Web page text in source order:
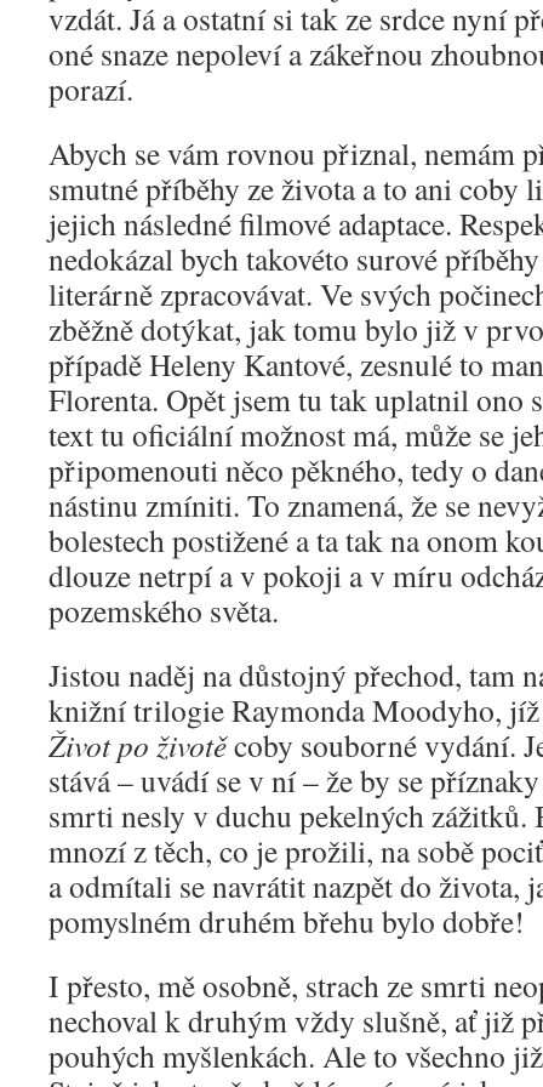
vzdát. Já a ostatní si tak ze srdce nyní
oné snaze nepoleví a zákeřnou
porazí.
Abych se vám rovnou přiznal, nemám
smutné příběhy ze života a to ani coby
jejich následné filmové adaptace.
nedokázal bych takovéto surové
literárně zpracovávat. Ve svých
zběžně dotýkat, jak tomu bylo již v
případě Heleny Kantové, zesnulé to
Florenta. Opět jsem tu tak uplatnil ono
text tu oficiální možnost má, může se
připomenouti něco pěkného, tedy o
nástinu zmíniti. To znamená, že se
bolestech postižené a ta tak na onom
dlouze netrpí a v pokoji a v míru
pozemského světa.
Jistou naděj na důstojný přechod, tam
knižní trilogie Raymonda Moodyho,
Život po životěcoby souborné vydání.
stává – uvádí se v ní – že by se
smrti nesly v duchu pekelných zážitků.
mnozí z těch, co je prožili, na sobě
a odmítali se navrátit nazpět do života,
pomyslném druhém břehu bylo dobře!
I přesto, mě osobně, strach ze smrti
nechoval k druhým vždy slušně, ať již
pouhých myšlenkách. Ale to všechno